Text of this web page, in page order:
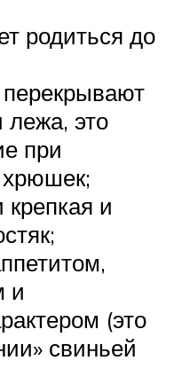
родиться до
это
при
крепкая и
и
(это
свиньей